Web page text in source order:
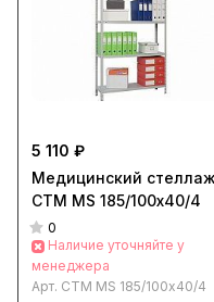
5 110 ₽
Медицинский стеллаж
СТМ MS 185/100х40/4
0
Наличие уточняйте у
менеджера
Арт. СТМ MS 185/100х40/4